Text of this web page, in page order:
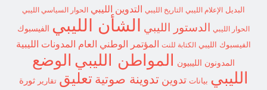
البديل الإعلام الليبي التاريخ الليبي التدوين الليبي الحوار السياسي الليبي
الحوار الليبي الدستور الليبي الشأن الليبي الفيسبوك
الفيسبوك الليبي الكتابة للنت المؤتمر الوطني العام المدونات الليبية
المدونون الليبيون المواطن الليبي الوضع
الليبي بيانات تدوين تدوينة صوتية تعليق تقارير
ثورة